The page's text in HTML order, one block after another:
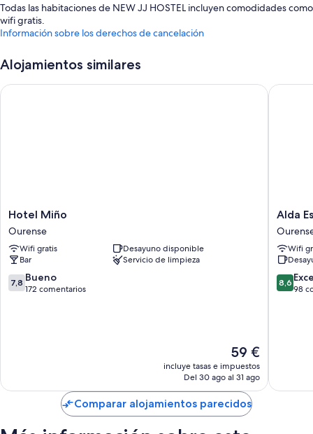
Todas las habitaciones de NEW JJ HOSTEL incluyen comodidades como
wifi gratis.
Baños con bañeras o duchas y secadores de pelo
Calefacción y servicio de limpieza diario
Información sobre los derechos de cancelación
Alojamientos similares
Hotel
Miño
Ourense
Hotel Miño
Ourense
Wifi gratis
Desayuno disponible
Bar
Servicio de limpieza
7.8
sobre
7,8 Bueno
172 comentarios
El
precio
actual
de
59 €
59 €
incluye tasas e impuestos
Del 30 ago al 31 ago
Hotel Miño
Alda
Estación
Alda
Wifi
8.6
sobre
8,6
98
Alda
Comparar alojamientos parecidos